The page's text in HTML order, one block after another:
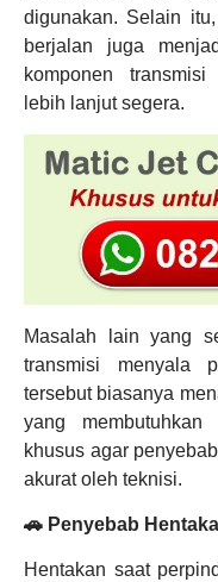
digunakan. Selain
berjalan juga
komponen
lebih lanjut segera.
Masalah lain yang
transmisi menyala
tersebut biasanya
yang membutuhkan
khusus agar
akurat oleh teknisi.
🚗 Penyebab
Hentakan saat